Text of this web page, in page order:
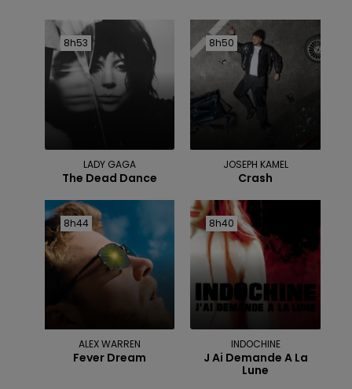
8h53
8h53
LADY GAGA
The Dead Dance
8h50
8h50
JOSEPH KAMEL
Crash
8h44
8h44
ALEX WARREN
Fever Dream
8h40
8h40
INDOCHINE
J Ai Demande A La
Lune